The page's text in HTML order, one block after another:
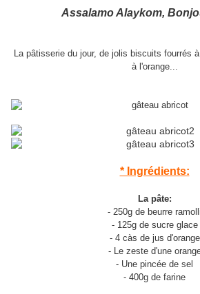
Assalamo Alaykom,
La pâtisserie du jour, de jolis biscuits fourrés
à l'orange...
* Ingrédients:
La pâte:
- 250g de beurre ramolli
- 125g de sucre glace
- 4 càs de jus d'orange
- Le zeste d'une
- Une pincée de sel
- 400g de farine